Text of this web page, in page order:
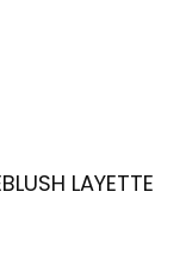
LAYETTE